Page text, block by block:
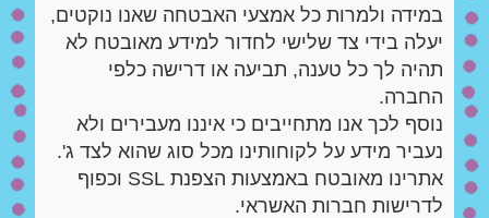
במידה ולמרות כל אמצעי האבטחה שאנו נוקטים,
יעלה בידי צד שלישי לחדור למידע מאובטח לא
תהיה לך כל טענה, תביעה או דרישה כלפי
החברה.
נוסף לכך אנו מתחייבים כי איננו מעבירים ולא
נעביר מידע על לקוחותינו מכל סוג שהוא לצד ג'.
אתרינו מאובטח באמצעות הצפנת SSL וכפוף
לדרישות חברות האשראי.